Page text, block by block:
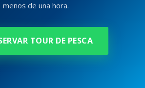
menos de una hora.
TOUR DE PESCA